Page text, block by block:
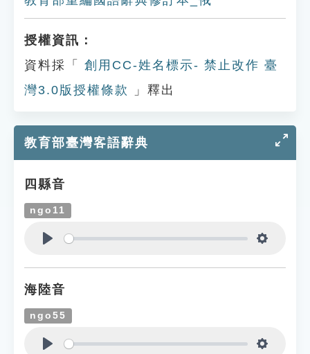
授權資訊：
資料採「
創用CC-姓名標示- 禁止改作 臺
灣3.0版授權條款
」釋出
教育部臺灣客語辭典
四縣音
ngo11
海陸音
ngo55